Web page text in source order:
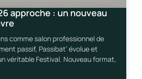
approche : un nouveau
comme salon professionnel de
passif, Passibat’ évolue et
véritable Festival. Nouveau format,